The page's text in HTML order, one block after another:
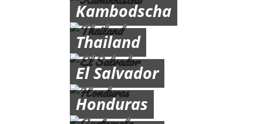
Kambodscha
Thailand
El Salvador
Honduras